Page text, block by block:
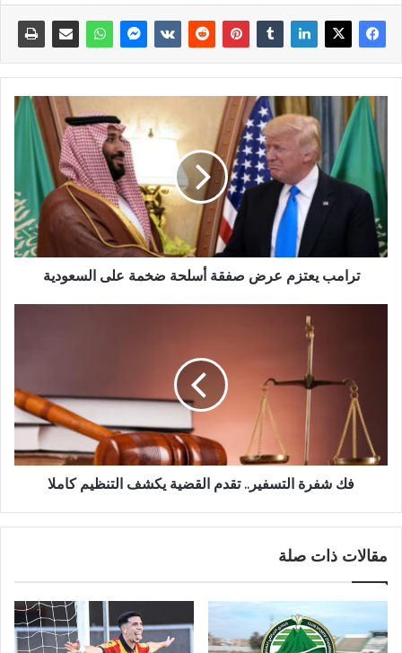
ترامب يعتزم عرض صفقة أسلحة ضخمة على السعودية
فك شفرة التسفير.. تقدم القضية يكشف التنظيم كاملا
مقالات ذات صلة